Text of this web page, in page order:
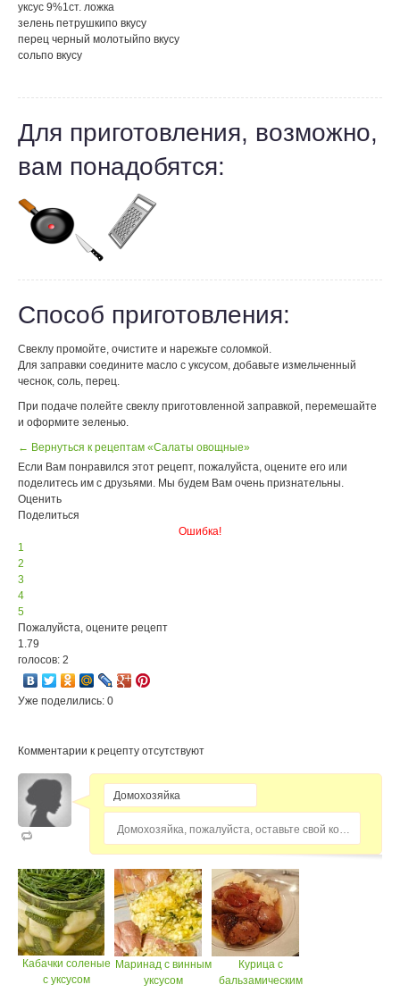
уксус 9%1ст. ложка
зелень петрушкипо вкусу
перец черный молотыйпо вкусу
сольпо вкусу
Для приготовления, возможно,
вам понадобятся:
Способ приготовления:
Свеклу промойте, очистите и нарежьте соломкой.
Для заправки соедините масло с уксусом, добавьте измельченный
чеснок, соль, перец.
При подаче полейте свеклу приготовленной заправкой, перемешайте
и оформите зеленью.
← Вернуться к рецептам «Салаты овощные»
Если Вам понравился этот рецепт, пожалуйста, оцените его или
поделитесь им с друзьями. Мы будем Вам очень признательны.
Оценить
Поделиться
Ошибка!
1
2
3
4
5
Пожалуйста, оцените рецепт
1.79
голосов: 2
Уже поделились: 0
Комментарии к рецепту отсутствуют
Домохозяйка, пожалуйста, оставьте свой комментарий...
Кабачки соленые
с уксусом
Маринад с винным
уксусом
Курица с
бальзамическим